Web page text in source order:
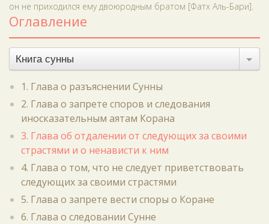
он не приходился ему двоюродным братом [Фатх Аль-Бари].
Оглавление
Книга сунны
1. Глава о разъяснении Сунны
2. Глава о запрете споров и следования
иносказательным аятам Корана
3. Глава об отдалении от следующих за своими
страстями и о ненависти к ним
4. Глава о том, что не следует приветствовать
следующих за своими страстями
5. Глава о запрете вести споры о Коране
6. Глава о следовании Сунне